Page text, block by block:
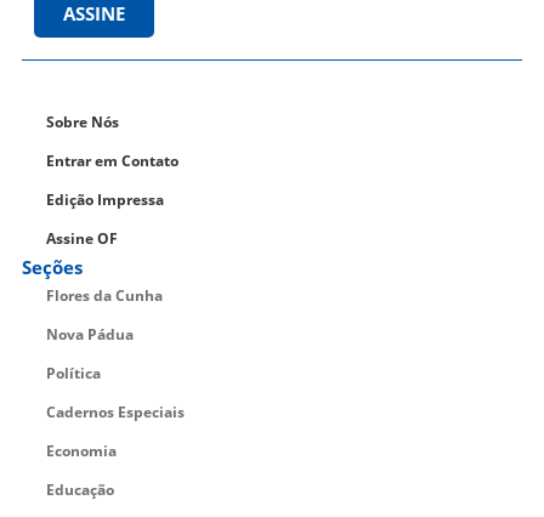
ASSINE
Sobre Nós
Entrar em Contato
Edição Impressa
Assine OF
Seções
Flores da Cunha
Nova Pádua
Política
Cadernos Especiais
Economia
Educação